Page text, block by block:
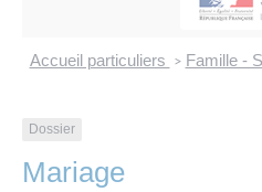
Eau et assainissement
Travaux
Les offres d’emploi de
Accueil particuliers > Famille -
Dossier
Mariage